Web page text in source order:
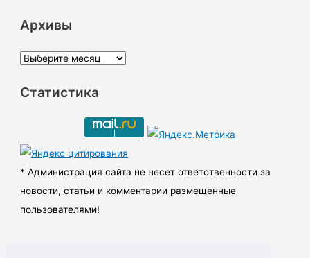
Архивы
А
х
ы
Статистика
* Администрация сайта не несет ответственности за
новости, статьи и комментарии размещенные
пользователями!